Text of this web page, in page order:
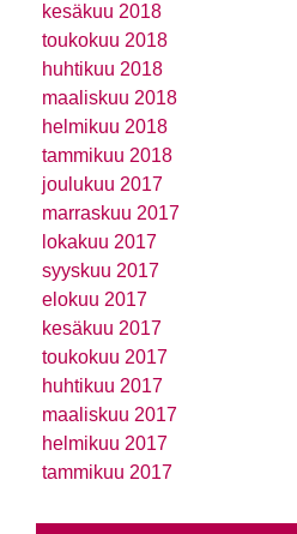
kesäkuu 2018
toukokuu 2018
huhtikuu 2018
maaliskuu 2018
helmikuu 2018
tammikuu 2018
joulukuu 2017
marraskuu 2017
lokakuu 2017
syyskuu 2017
elokuu 2017
kesäkuu 2017
toukokuu 2017
huhtikuu 2017
maaliskuu 2017
helmikuu 2017
tammikuu 2017